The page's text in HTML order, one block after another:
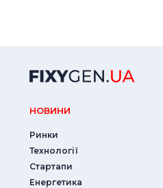
НОВИНИ
Ринки
Технології
Стартапи
Енергетика